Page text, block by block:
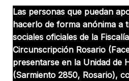
Las personas que puedan
hacerlo de forma anónima a
sociales oficiales de la
Circunscripción Rosario
presentarse en la Unidad de
(Sarmiento 2850, Rosario),